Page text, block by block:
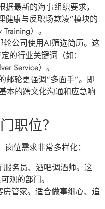
据最新的海事组织要求，
健康与反职场欺凌”模块的
）。
轮公司使用AI筛选简历。这
的行业关键词（如：
Service）。
邮轮更强调“多面手”。即
本的跨文化沟通和应急响
职位？
位需求非常多样化：
服务员、酒吧调酒师。这
观的部门。
房管家。适合做事细心、追